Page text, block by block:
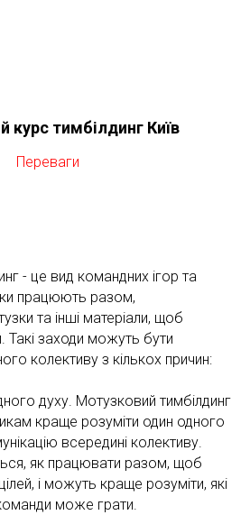
курс тимбілдинг Київ
Переваги
- це вид командних ігор та
працюють разом,
та інші матеріали, щоб
Такі заходи можуть бути
колективу з кількох причин:
духу. Мотузковий тимбілдинг
краще розуміти один одного
всередині колективу.
як працювати разом, щоб
і можуть краще розуміти, які
може грати.